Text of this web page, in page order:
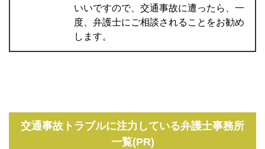
いいですので、交通事故に遭ったら、一
度、弁護士にご相談されることをお勧め
します。
交通事故トラブルに注力している弁護士事務所
一覧(PR)